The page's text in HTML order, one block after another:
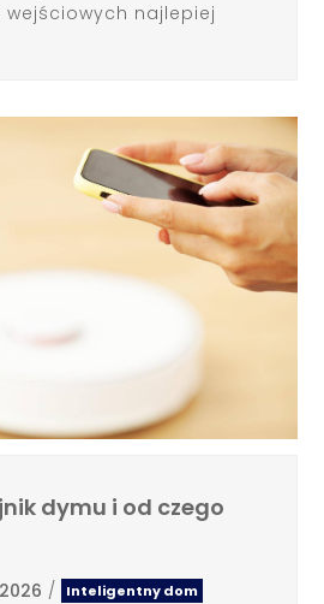
wejściowych najlepiej
dymu i od czego
/ Inteligentny dom